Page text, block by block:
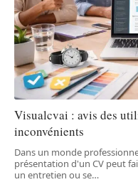
Visualcvai : avis des
inconvénients
Dans un monde
présentation d'un CV peut
un entretien ou se…